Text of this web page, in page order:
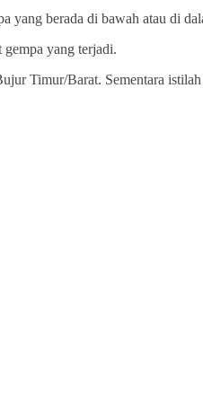
yang berada di bawah atau di
yang terjadi.
Timur/Barat. Sementara